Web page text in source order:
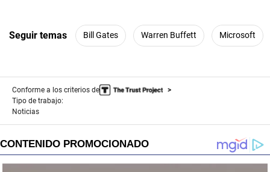
Seguir temas Bill Gates Warren Buffett Microsoft
Conforme a los criterios de
Tipo de trabajo:
Noticias